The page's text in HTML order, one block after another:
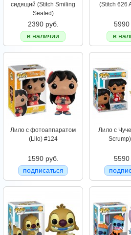
сидящий (Stitch Smiling
Seated)
2390 руб.
в наличии
(Stitch 626
5990
в
Лило c фотоаппаратом
(Lilo) #124
1590 руб.
подписаться
Лило c
5590